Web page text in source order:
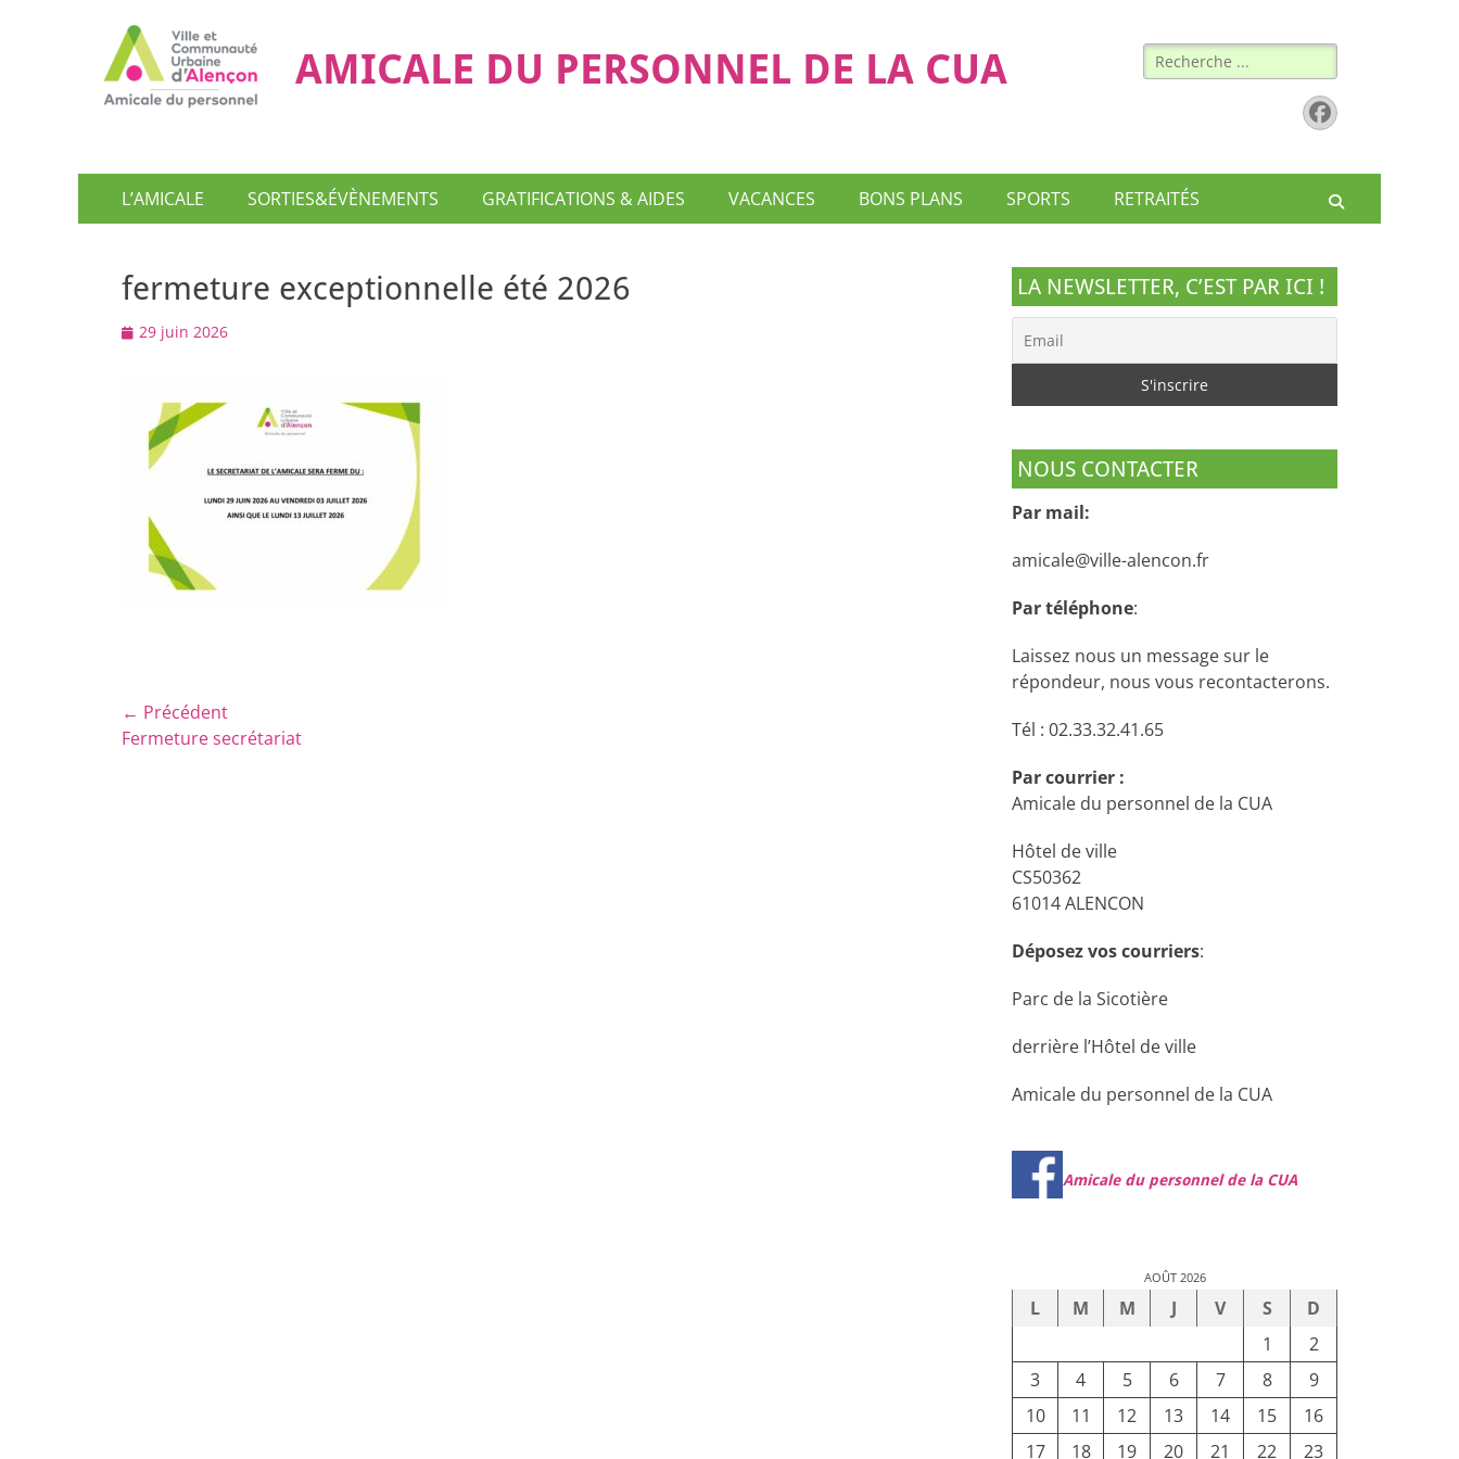
AMICALE DU PERSONNEL DE LA CUA Rechercher :
Facebook
Menu
principal
L’AMICALE SORTIES&ÉVÈNEMENTS GRATIFICATIONS & AIDES VACANCES BONS PLANS SPORTS RETRAITÉS
fermeture exceptionnelle été 2026
Posted
29 juin 2026
Navigation
de
← Précédent
Article
Fermeture secrétariat
LA NEWSLETTER, C’EST PAR ICI !
NOUS CONTACTER
Par mail:
amicale@ville-alencon.fr
Par téléphone:
Laissez nous un message sur le
répondeur, nous vous recontacterons.
Tél : 02.33.32.41.65
Par courrier :
Amicale du personnel de la CUA
Hôtel de ville
CS50362
61014 ALENCON
Déposez vos courriers:
Parc de la Sicotière
derrière l’Hôtel de ville
Amicale du personnel de la CUA
Amicale du personnel de la CUA
AOÛT 2026
L M M J V S
D
1
2
3
4 5 6 7 8
9
10
11 12 13 14 15
16
17
18 19 20 21 22 23